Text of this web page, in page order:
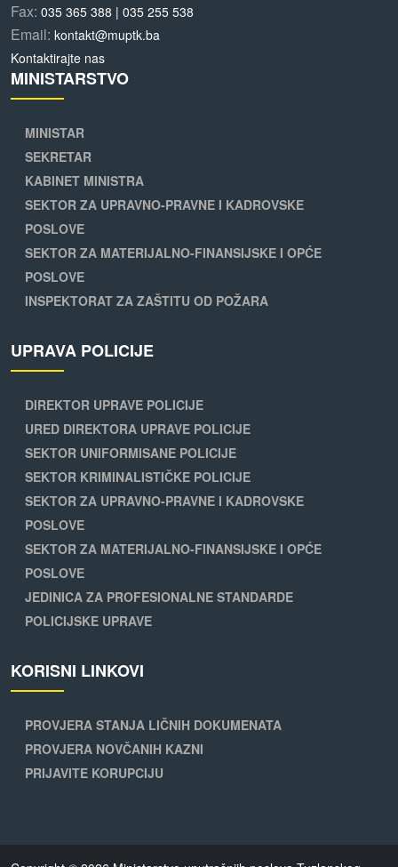
Fax: 035 365 388 | 035 255 538
Email: kontakt@muptk.ba
Kontaktirajte nas
MINISTARSTVO
MINISTAR
SEKRETAR
KABINET MINISTRA
SEKTOR ZA UPRAVNO-PRAVNE I KADROVSKE
POSLOVE
SEKTOR ZA MATERIJALNO-FINANSIJSKE I OPĆE
POSLOVE
INSPEKTORAT ZA ZAŠTITU OD POŽARA
UPRAVA POLICIJE
DIREKTOR UPRAVE POLICIJE
URED DIREKTORA UPRAVE POLICIJE
SEKTOR UNIFORMISANE POLICIJE
SEKTOR KRIMINALISTIČKE POLICIJE
SEKTOR ZA UPRAVNO-PRAVNE I KADROVSKE
POSLOVE
SEKTOR ZA MATERIJALNO-FINANSIJSKE I OPĆE
POSLOVE
JEDINICA ZA PROFESIONALNE STANDARDE
POLICIJSKE UPRAVE
KORISNI LINKOVI
PROVJERA STANJA LIČNIH DOKUMENATA
PROVJERA NOVČANIH KAZNI
PRIJAVITE KORUPCIJU